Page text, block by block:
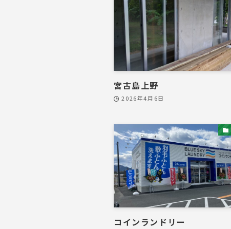
宮古島上野
2026年4月6日
コインランドリー